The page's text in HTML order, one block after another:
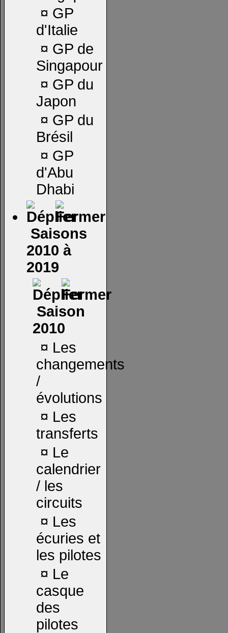
¤ GP
d'Italie
¤ GP de
Singapour
¤ GP du
Japon
¤ GP du
Brésil
¤ GP
d'Abu
Dhabi
Saisons
2010 à
2019
Saison
2010
¤ Les
changements
/
évolutions
¤ Les
transferts
¤ Le
calendrier
/ les
circuits
¤ Les
écuries et
les pilotes
¤ Le
casque
des
pilotes